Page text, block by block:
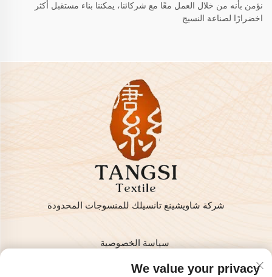
نؤمن بأنه من خلال العمل معًا مع شركائنا، يمكننا بناء مستقبل أكثر
اخضرارًا لصناعة النسيج
شركة شاويشينغ تانسيلك للمنسوجات المحدودة
سياسة الخصوصية
حقوق النشر © 2025 من قبل شركة شاويشينغ تانسيلك للمنسوجاتWe value your privacy